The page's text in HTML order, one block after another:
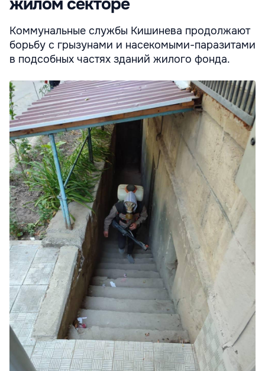
жилом секторе
Коммунальные службы Кишинева продолжают
борьбу с грызунами и насекомыми-паразитами
в подсобных частях зданий жилого фонда.